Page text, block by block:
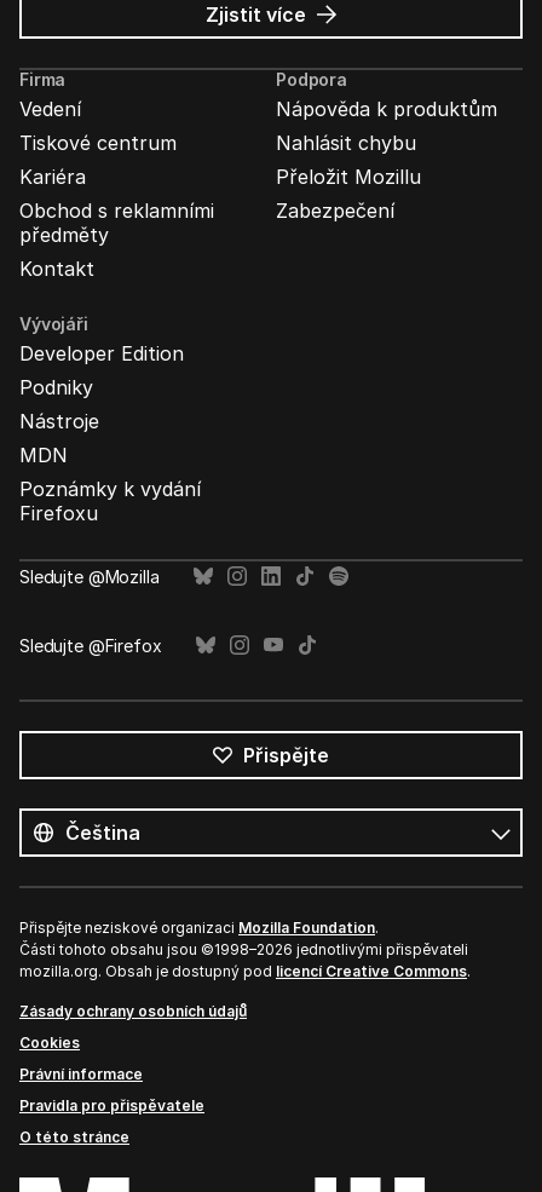
Zjistit více o
Mozilla
Ads
Firma
Vedení
Tiskové centrum
Kariéra
Obchod s reklamními
předměty
Kontakt
Podpora
Nápověda k produktům
Nahlásit chybu
Přeložit Mozillu
Zabezpečení
Vývojáři
Developer Edition
Podniky
Nástroje
MDN
Poznámky k vydání
Firefoxu
Sledujte @Mozilla
Sledujte @Firefox
Přispějte
jazyky
Jazyk
Přispějte neziskové organizaci Mozilla Foundation.
Části tohoto obsahu jsou ©1998–2026 jednotlivými přispěvateli
mozilla.org. Obsah je dostupný pod licencí Creative Commons.
Zásady ochrany osobních údajů
Cookies
Právní informace
Pravidla pro přispěvatele
O této stránce